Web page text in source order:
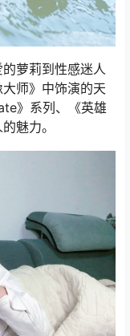
萝莉到性感迷人
师》中饰演的天
》系列、《英雄
魅力。